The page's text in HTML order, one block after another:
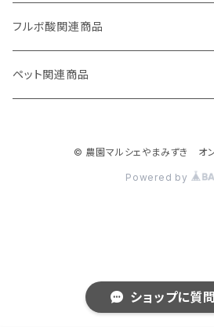
ショップに質
妊活応援セット
フルボ酸関連商品
ペット関連商品
© 農園マルシェやまみずき オン
Powered by